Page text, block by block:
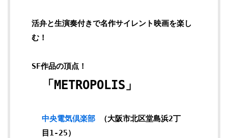
活弁と生演奏付きで名作サイレント映画を楽し
む！
SF作品の頂点！
「METROPOLIS」
中央電気倶楽部 （大阪市北区堂島浜2丁
目1-25）